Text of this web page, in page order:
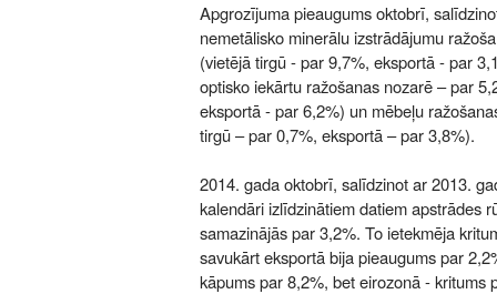
Apgrozījuma pieaugums oktobrī,
nemetālisko minerālu izstrādājumu
(vietējā tirgū - par 9,7%, eksportā - par
optisko iekārtu ražošanas nozarē – par
eksportā - par 6,2%) un mēbeļu
tirgū – par 0,7%, eksportā – par 3,8%).
2014. gada oktobrī, salīdzinot ar 2013.
kalendāri izlīdzinātiem datiem apstrādes
samazinājās par 3,2%. To ietekmēja
savukārt eksportā bija pieaugums par
kāpums par 8,2%, bet eirozonā - kritums